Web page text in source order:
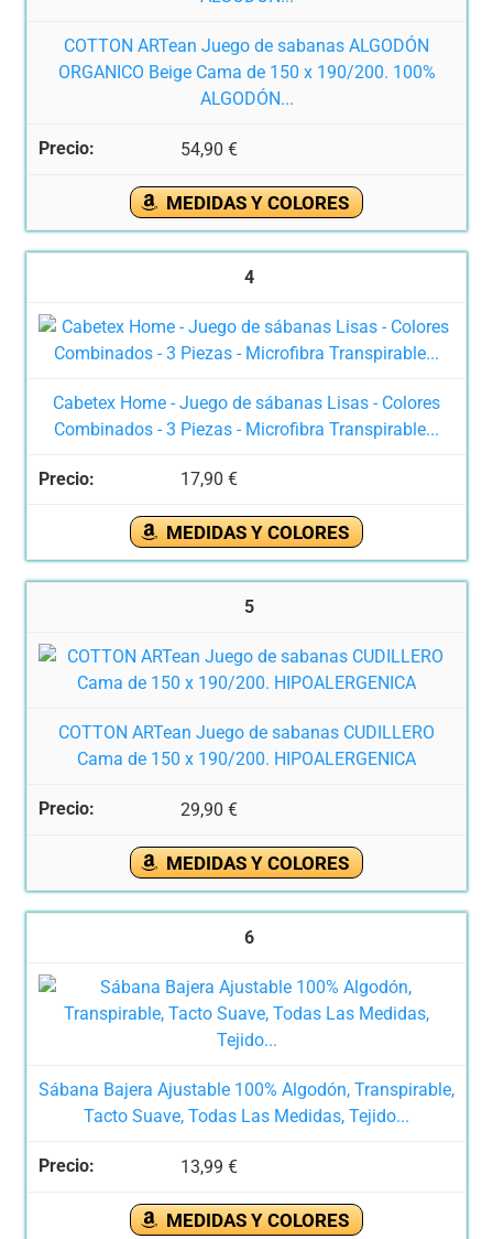
COTTON ARTean Juego de sabanas ALGODÓN
ORGANICO Beige Cama de 150 x 190/200. 100%
ALGODÓN...
54,90 €
MEDIDAS Y COLORES
4
Cabetex Home - Juego de sábanas Lisas - Colores
Combinados - 3 Piezas - Microfibra Transpirable...
17,90 €
MEDIDAS Y COLORES
5
COTTON ARTean Juego de sabanas CUDILLERO
Cama de 150 x 190/200. HIPOALERGENICA
29,90 €
MEDIDAS Y COLORES
6
Sábana Bajera Ajustable 100% Algodón, Transpirable,
Tacto Suave, Todas Las Medidas, Tejido...
13,99 €
MEDIDAS Y COLORES